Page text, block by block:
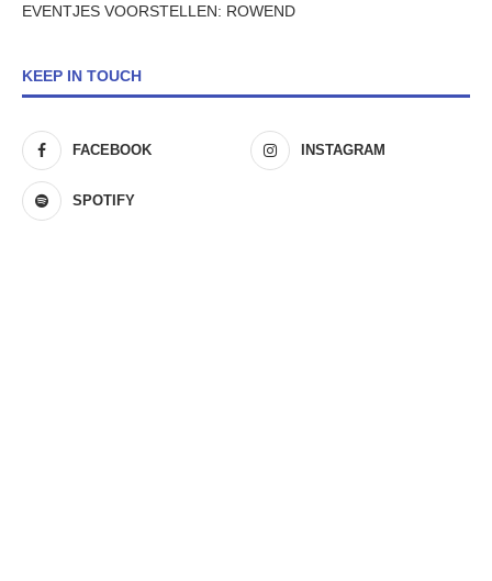
EVENTJES VOORSTELLEN: ROWEND
KEEP IN TOUCH
FACEBOOK INSTAGRAM
SPOTIFY